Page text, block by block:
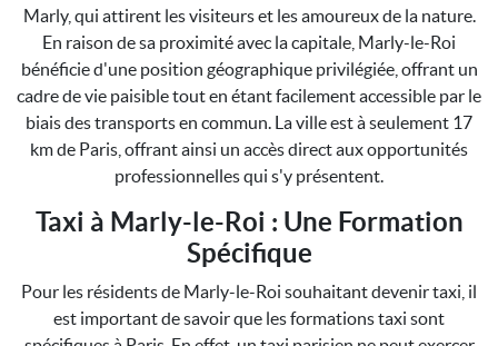
Marly, qui attirent les visiteurs et les amoureux de la nature.
En raison de sa proximité avec la capitale, Marly-le-Roi
bénéficie d'une position géographique privilégiée, offrant un
cadre de vie paisible tout en étant facilement accessible par le
biais des transports en commun. La ville est à seulement 17
km de Paris, offrant ainsi un accès direct aux opportunités
professionnelles qui s'y présentent.
Taxi à Marly-le-Roi : Une Formation
Spécifique
Pour les résidents de Marly-le-Roi souhaitant devenir taxi, il
est important de savoir que les formations taxi sont